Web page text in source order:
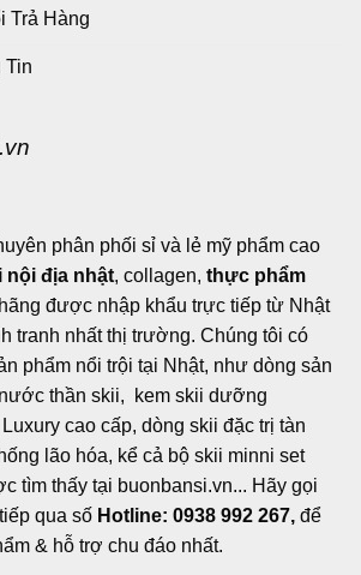
Trả Hàng
Tin
phân phối sỉ và lẻ mỹ phẩm cao
nội địa nhật, collagen, thực phẩm
được nhập khẩu trực tiếp từ Nhật
tranh nhất thị trường. Chúng tôi có
phẩm nổi trội tại Nhật, như dòng sản
thần skii, kem skii dưỡng
cao cấp, dòng skii đặc trị tàn
lão hóa, kể cả bộ skii minni set
tìm thấy tại buonbansi.vn... Hãy gọi
qua số Hotline: 0938 992 267, để
& hỗ trợ chu đáo nhất.